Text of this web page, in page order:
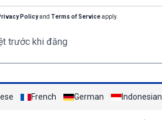
Policyand Terms of Serviceapply.
trước khi đăng
French German Indonesian